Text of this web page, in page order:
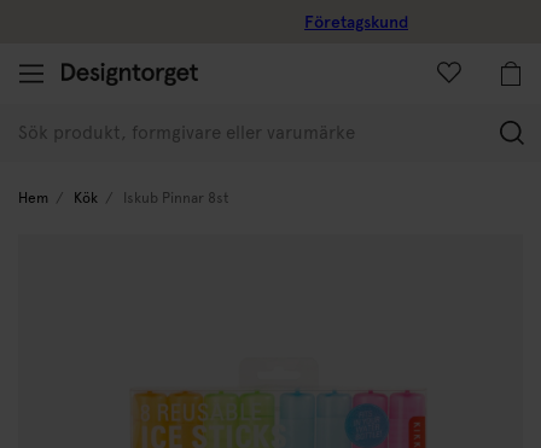
Företagskund
Hem Kök Iskub Pinnar 8st